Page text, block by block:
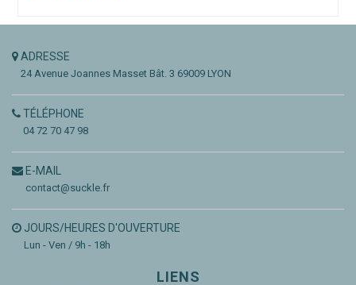
ADRESSE
24 Avenue Joannes Masset Bât. 3 69009 LYON
TÉLÉPHONE
04 72 70 47 98
E-MAIL
contact@suckle.fr
JOURS/HEURES D'OUVERTURE
Lun - Ven / 9h - 18h
LIENS